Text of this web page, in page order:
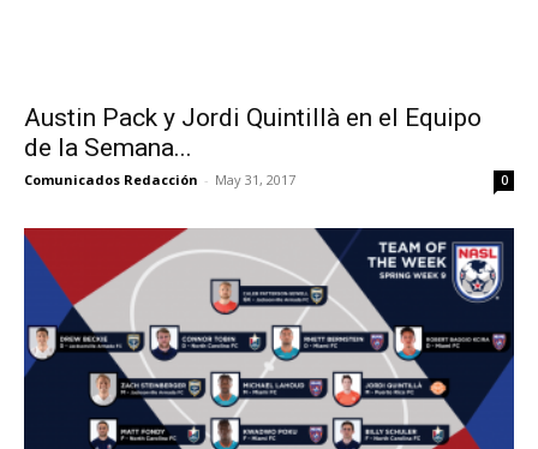
Austin Pack y Jordi Quintillà en el Equipo
de la Semana...
Comunicados Redacción - May 31, 2017 0